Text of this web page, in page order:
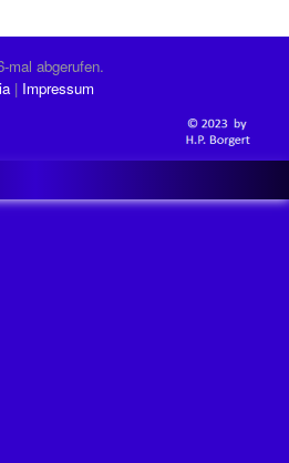
mal abgerufen.
Impressum